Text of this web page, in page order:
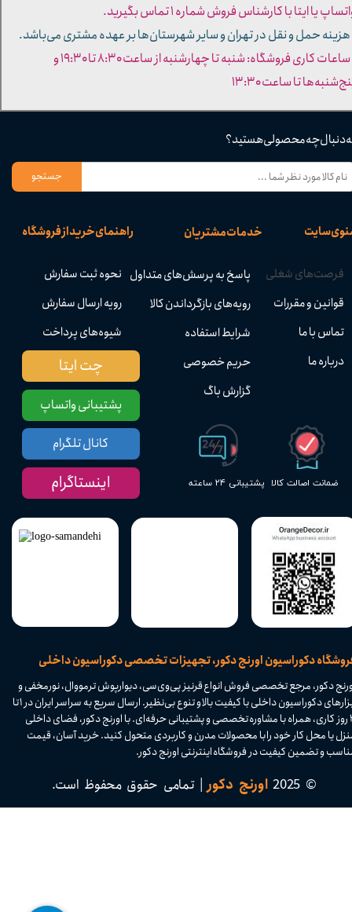
دکوراسیون اورنج دکور، تجهیزات تخصصی دکوراسیون داخلی
پشتیبانی ۲۴ ساعته ضمانت اصالت کالا
راهنمای خرید از فروشگاه
نحوه ثبت سفارش
رویه ارسال سفارش
شیوه‌های پرداخت
خدمات مشتریان
پاسخ به پرسش‌های متداول
رویه‌های بازگرداندن کالا
شرایط استفاده
حریم خصوصی
گزارش باگ
سایت
فرصت‌های شغلی
قوانین و مقررات
تماس با ما
درباره ما
دنبال چه محصولی هستید؟
جستجو
دکور، مرجع تخصصی فروش انواع قرنیز پی‌وی‌سی، دیوارپوش ترمووال، نورمخفی و
ابزارهای دکوراسیون داخلی با کیفیت بالا و تنوع بی‌نظیر. ارسال سریع به سراسر ایران در ۱ تا
۴ روز کاری، همراه با مشاوره تخصصی و پشتیبانی حرفه‌ای. با اورنج دکور، فضای داخلی
یا محل کار خود را با محصولات مدرن و کاربردی متحول کنید. خرید آسان، قیمت
و تضمین کیفیت در فروشگاه اینترنتی اورنج دکور.​​​​​​​
© 2025 اورنج دکور| تمامی حقوق محفوظ است.​​​​​​​
پشتیبانی واتساپ
چت ایتا
کانال تلگرام
اینستاگرام
یا ایتا با کارشناس فروش شماره ۱ تماس بگیرید.
حمل و نقل در تهران و سایر شهرستان‌ها بر عهده مشتری می‌باشد.
- ساعات کاری فروشگاه: شنبه تا چهارشنبه از ساعت ۸:۳۰ تا ۱۹:۳۰ و
تا ساعت ۱۳:۳۰​​​​​​​